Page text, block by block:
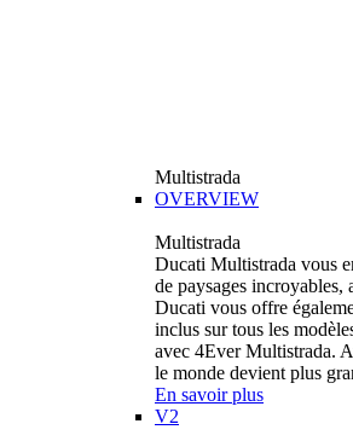
Multistrada
OVERVIEW
Multistrada
Ducati Multistrada vous
de paysages incroyables,
Ducati vous offre
inclus sur tous les
avec 4Ever Multistrada.
le monde devient plus
En savoir plus
V2